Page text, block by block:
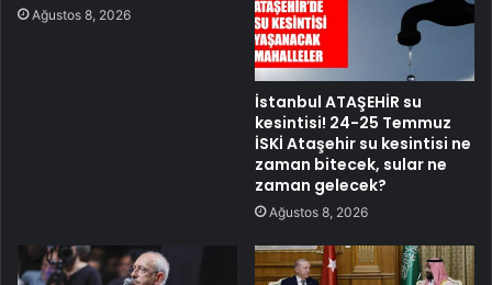
Ağustos 8, 2026
İstanbul ATAŞEHİR su
kesintisi! 24-25 Temmuz
İSKİ Ataşehir su kesintisi ne
zaman bitecek, sular ne
zaman gelecek?
Ağustos 8, 2026